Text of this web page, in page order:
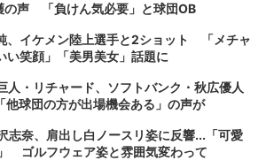
の声 「負けん気必要」と球団OB
、イケメン陸上選手と2ショット 「メチャ
い笑顔」「美男美女」話題に
人・リチャード、ソフトバンク・秋広優人
他球団の方が出場機会ある」の声が
志奈、肩出し白ノースリ姿に反響...「可愛
ゴルフウェア姿と雰囲気変わって